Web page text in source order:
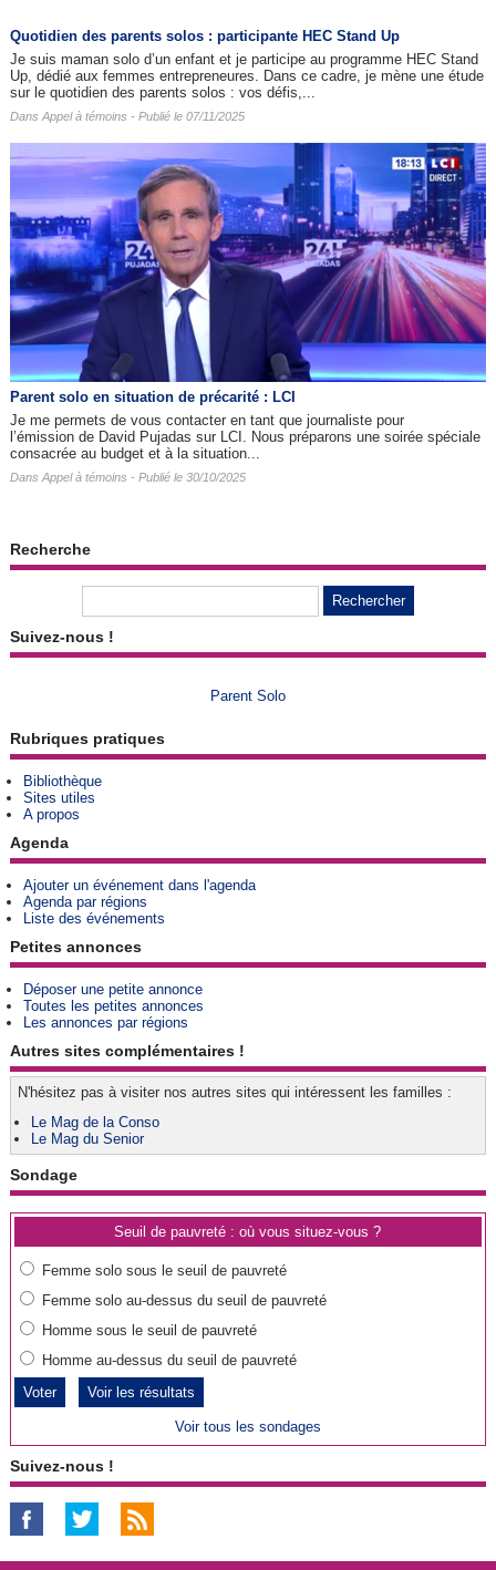
Quotidien des parents solos : participante HEC Stand Up
Je suis maman solo d’un enfant et je participe au programme HEC Stand
Up, dédié aux femmes entrepreneures. Dans ce cadre, je mène une étude
sur le quotidien des parents solos : vos défis,...
Dans Appel à témoins - Publié le 07/11/2025
Parent solo en situation de précarité : LCI
Je me permets de vous contacter en tant que journaliste pour
l’émission de David Pujadas sur LCI. Nous préparons une soirée spéciale
consacrée au budget et à la situation...
Dans Appel à témoins - Publié le 30/10/2025
Recherche
Suivez-nous !
Parent Solo
Rubriques pratiques
Bibliothèque
Sites utiles
A propos
Agenda
Ajouter un événement dans l'agenda
Agenda par régions
Liste des événements
Petites annonces
Déposer une petite annonce
Toutes les petites annonces
Les annonces par régions
Autres sites complémentaires !
N'hésitez pas à visiter nos autres sites qui intéressent les familles :
Le Mag de la Conso
Le Mag du Senior
Sondage
Seuil de pauvreté : où vous situez-vous ?
Femme solo sous le seuil de pauvreté
Femme solo au-dessus du seuil de pauvreté
Homme sous le seuil de pauvreté
Homme au-dessus du seuil de pauvreté
Voir les résultats
Voir tous les sondages
Suivez-nous !